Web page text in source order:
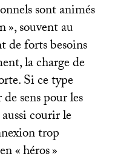
sont animés
», souvent au
de forts besoins
la charge de
Si ce type
sens pour les
courir le
trop
«héros»